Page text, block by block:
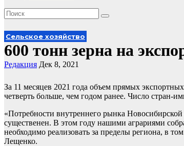
Сельское хозяйство
600 тонн зерна на
Редакция Дек 8, 2021
За 11 месяцев 2021 года объем прямых
четверть больше, чем годом ранее. Число стран-
«Потребности внутреннего рынка
существенен. В этом году нашими аграриями
необходимо реализовать за пределы региона, в
Лещенко.